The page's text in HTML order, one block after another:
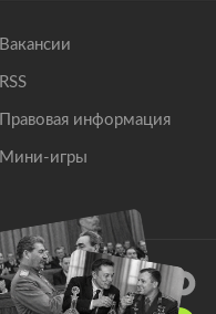
Вакансии
RSS
Правовая информация
Мини-игры